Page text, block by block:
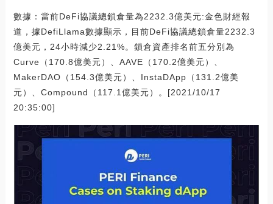
數據：當前DeFi協議總鎖倉量為2232.3億美元:金色財經報
道，據DefiLlama數據顯示，目前DeFi協議總鎖倉量2232.3
億美元，24小時減少2.21%。鎖倉資產排名前五分別為
Curve（170.8億美元）、AAVE（170.2億美元）、
MakerDAO（154.3億美元）、InstaDApp（131.2億美
元）、Compound（117.1億美元）。[2021/10/17
20:35:00]